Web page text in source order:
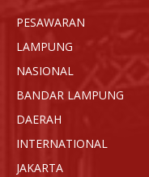
PESAWARAN
LAMPUNG
NASIONAL
BANDAR LAMPUNG
DAERAH
INTERNATIONAL
JAKARTA